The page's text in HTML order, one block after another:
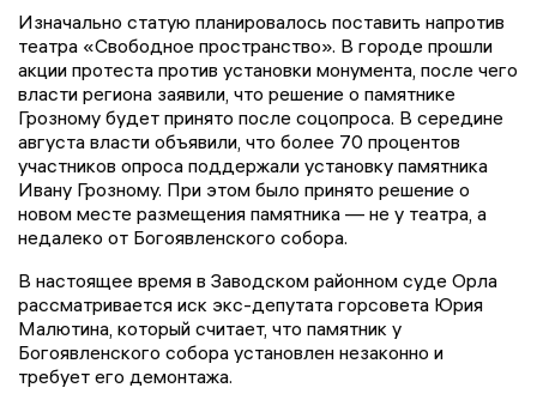
Изначально статую планировалось поставить напротив
театра «Свободное пространство». В городе прошли
акции протеста против установки монумента, после чего
власти региона заявили, что решение о памятнике
Грозному будет принято после соцопроса. В середине
августа власти объявили, что более 70 процентов
участников опроса поддержали установку памятника
Ивану Грозному. При этом было принято решение о
новом месте размещения памятника — не у театра, а
недалеко от Богоявленского собора.
В настоящее время в Заводском районном суде Орла
рассматривается иск экс-депутата горсовета Юрия
Малютина, который считает, что памятник у
Богоявленского собора установлен незаконно и
требует его демонтажа.